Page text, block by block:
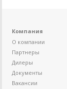
Компания
О компании
Партнеры
Дилеры
Документы
Вакансии